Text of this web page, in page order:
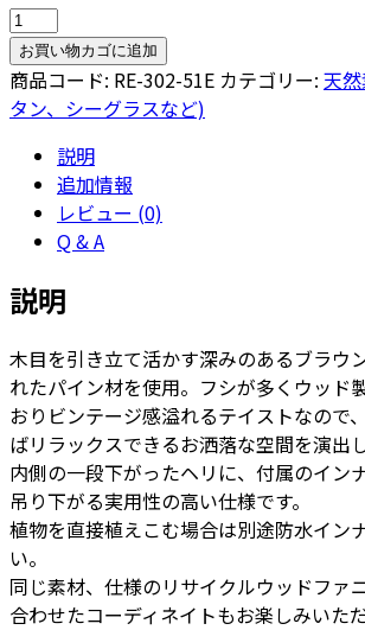
リ
サ
イ
ク
ー
(ジ
ン
ク
イ
ン
ナ
ー
付)
L
51
お買い物カゴに追加
商品コード: RE-302-51E カテゴリー: 天
タン、シーグラスなど)
説明
追加情報
レビュー (0)
Q & A
説明
木目を引き立て活かす深みのあるブラウ
れたパイン材を使用。フシが多くウッド
おりビンテージ感溢れるテイストなので
ばリラックスできるお洒落な空間を演出
内側の一段下がったヘリに、付属のイン
吊り下がる実用性の高い仕様です。
植物を直接植えこむ場合は別途防水イン
い。
同じ素材、仕様のリサイクルウッドファ
合わせたコーディネイトもお楽しみいただ